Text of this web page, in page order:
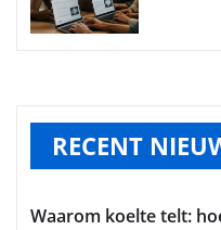
RECENT
Waarom koelte telt: